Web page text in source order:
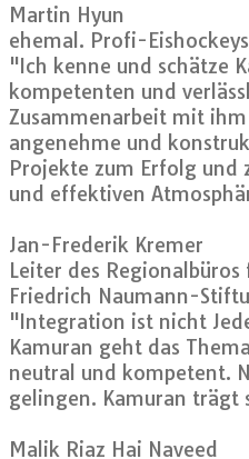
Martin Hyun
ehemal. Profi-
"Ich kenne und schätze
kompetenten und
Zusammenarbeit mit
angenehme und
Projekte zum Erfolg und
und effektiven
Jan-Frederik Kremer
Leiter des
Friedrich Naumann-
"Integration ist nicht
Kamuran geht das
neutral und kompetent.
gelingen. Kamuran trägt
Malik Riaz Hai Naveed